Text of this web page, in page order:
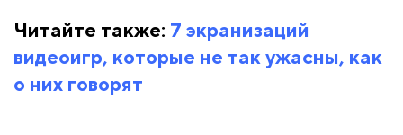
Читайте также: 7 экранизаций
видеоигр, которые не так ужасны, как
о них говорят